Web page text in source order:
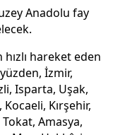
Anadolu fay
hareket eden
İzmir,
Isparta, Uşak,
Kırşehir,
Tokat, Amasya,